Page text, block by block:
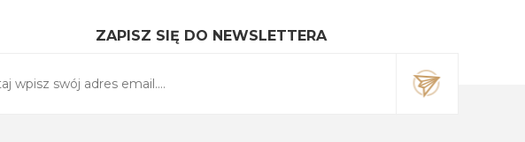
ZAPISZ SIĘ DO NEWSLETTERA